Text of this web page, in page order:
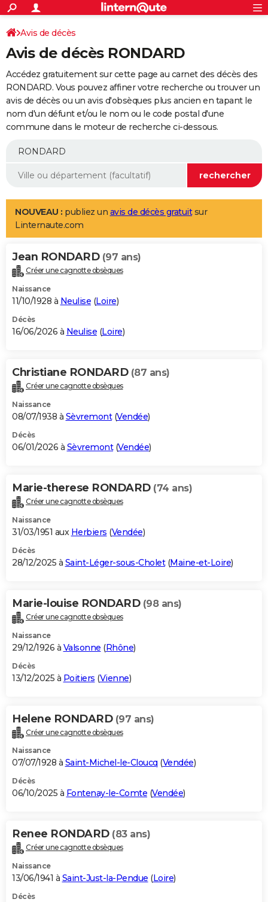
ACTUALITÉS
Politique
Société
Faits Divers
Education
Monde
Villes
+
SPORT
Coupe du monde 2026
Football
Tennis
Cyclisme
Rugby
Forum
Programme TV
TNT
Streaming
Cinéma
Sorties cinéma
Musique
+
FINANCE
Retraite
Epargne
Immobilier
Risques naturels par ville
Banque
Assurance
AUTO
Essais
Réserver un essai
Citadines
Berlines
SUV
Forum auto
+
Mobiles
Meilleur smartphone
Internet
Ordinateurs
Jeux vidéo
Guide high-tech
Aménagement intérieur
LIFESTYLE
Art de vivre
Bien-être
Loisirs
Mode
Modes de vie
Alimentation
Guide de la santé
Maladies
Médicaments
Sommeil
VOYAGE
Destinations
City break
Voyage nature
Voyage de noces
Forum
Climat
+PHOTO
GUIDES D'ACHAT
BONS PLANS
Carte de Noël
Carte Bonne année
Carte Saint-Valentin
Carte Pâques
Carte d'anniversaire
DICTIONNAIRE
Dictionnaire
Biographies
Citations
Expressions
Proverbes
PROGRAMME TV
S'inscrire
Se connecter
Lycées
Collèges
Primaires
Universités
Entreprises
Service militaire
Avis de recherche
AVIS DE DÉCÈS
Bricolage
Lifestyle
Culture
Sport
Auto
Television
Voyage
Cinema
Avis de décès
Avis de décès RONDARD
Accédez gratuitement sur cette page au carnet des décès des
RONDARD. Vous pouvez affiner votre recherche ou trouver un
avis de décès ou un avis d'obsèques plus ancien en tapant le
nom d'un défunt et/ou le nom ou le code postal d'une
commune dans le moteur de recherche ci-dessous.
NOUVEAU : publiez un avis de décès gratuitsur
Linternaute.com
Jean RONDARD (97 ans)
Créer une cagnotte obsèques
Naissance
11/10/1928 à Neulise (Loire)
Décès
16/06/2026 à Neulise (Loire)
Christiane RONDARD (87 ans)
Créer une cagnotte obsèques
Naissance
08/07/1938 à Sèvremont(Vendée)
Décès
06/01/2026 à Sèvremont(Vendée)
Marie-therese RONDARD (74 ans)
Créer une cagnotte obsèques
Naissance
31/03/1951 aux Herbiers (Vendée)
Décès
28/12/2025 à Saint-Léger-sous-Cholet(Maine-et-Loire)
Marie-louise RONDARD (98 ans)
Créer une cagnotte obsèques
Naissance
29/12/1926 à Valsonne (Rhône)
Décès
13/12/2025 à Poitiers (Vienne)
Helene RONDARD (97 ans)
Créer une cagnotte obsèques
Naissance
07/07/1928 à Saint-Michel-le-Cloucq (Vendée)
Décès
06/10/2025 à Fontenay-le-Comte (Vendée)
Renee RONDARD (83 ans)
Créer une cagnotte obsèques
Naissance
13/06/1941 à Saint-Just-la-Pendue (Loire)
Décès